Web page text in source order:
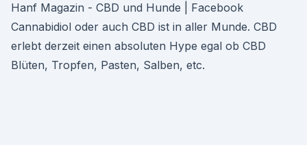
Hanf Magazin - CBD und Hunde | Facebook
Cannabidiol oder auch CBD ist in aller Munde. CBD
erlebt derzeit einen absoluten Hype egal ob CBD
Blüten, Tropfen, Pasten, Salben, etc.